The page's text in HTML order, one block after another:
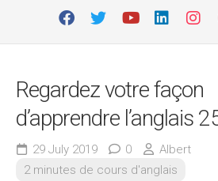
Regardez votre façon
d’apprendre l’anglais
29 July 2019 0
Albert
2 minutes de cours d'anglais